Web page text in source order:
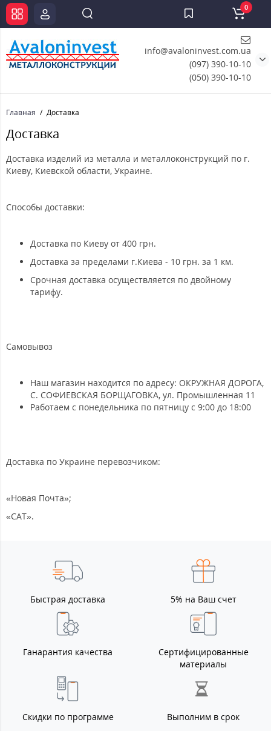
info@avaloninvest.com.ua
(097) 390-10-10
(050) 390-10-10
0
Главная Доставка
Доставка
Доставка изделий из металла и металлоконструкций по г.
Киеву, Киевской области, Украине.
Способы доставки:
Доставка по Киеву от 400 грн.
Доставка за пределами г.Киева - 10 грн. за 1 км.
Срочная доставка осуществляется по двойному
тарифу.
Самовывоз
Наш магазин находится по адресу: ОКРУЖНАЯ ДОРОГА,
С. СОФИЕВСКАЯ БОРЩАГОВКА, ул. Промышленная 11
Работаем с понедельника по пятницу с 9:00 до 18:00
Доставка по Украине перевозчиком:
«Новая Почта»;
«САТ».
Быстрая доставка 5% на Ваш счет
Ганарантия качества
Сертифицированные
материалы
Скидки по программе Выполним в срок